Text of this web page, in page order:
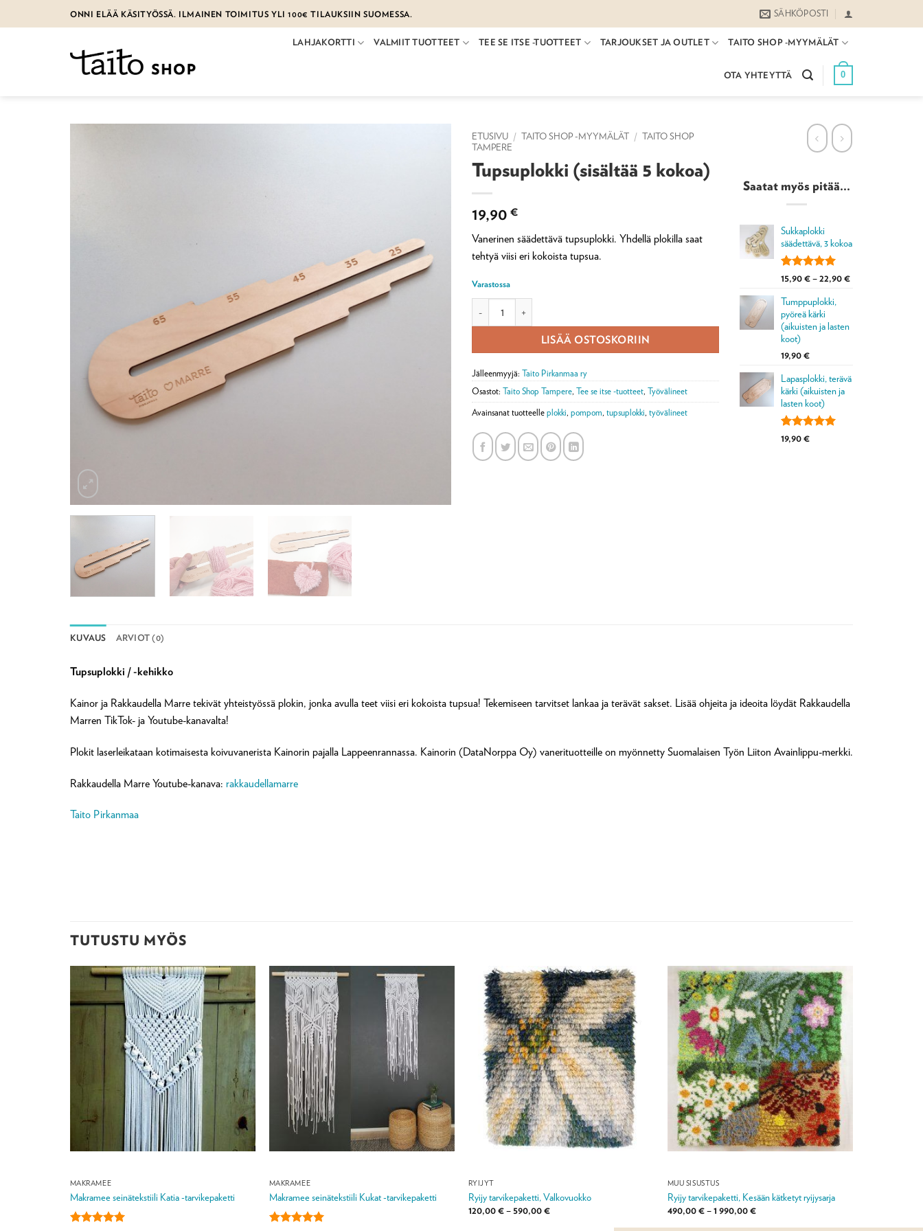
to
ONNI ELÄÄ KÄSITYÖSSÄ. ILMAINEN TOIMITUS YLI 100€ TILAUKSIIN SUOMESSA. SÄHKÖPOSTI
LAHJAKORTTI VALMIIT TUOTTEET TEE SE ITSE -TUOTTEET TARJOUKSET JA OUTLET TAITO SHOP -MYYMÄLÄT
OTA YHTEYTTÄ 0
ETUSIVU / TAITO SHOP -MYYMÄLÄT / TAITO SHOP
TAMPERE
Tupsuplokki (sisältää 5 kokoa)
19,90 €
Vanerinen säädettävä tupsuplokki. Yhdellä plokilla saat
tehtyä viisi eri kokoista tupsua.
Varastossa
LISÄÄ OSTOSKORIIN
Jälleenmyyjä: Taito Pirkanmaa ry
Osastot: Taito Shop Tampere, Tee se itse -tuotteet, Työvälineet
Avainsanat tuotteelle plokki, pompom, tupsuplokki, työvälineet
Saatat myös pitää...
Sukkaplokki
säädettävä, 3 kokoa
Arvio5.00
perustuen
4
asiakkaan
arvotukseen.
15,90€–22,90€Hintaluokka:
Tumppuplokki,
pyöreä kärki
(aikuisten ja lasten
koot)
19,90€
Lapasplokki, terävä
kärki (aikuisten ja
lasten koot)
Arvio
1
19,90€
KUVAUS ARVIOT (0)
Tupsuplokki / -kehikko
Kainor ja Rakkaudella Marre tekivät yhteistyössä plokin, jonka avulla teet viisi eri kokoista tupsua! Tekemiseen tarvitset lankaa ja terävät sakset. Lisää ohjeita ja ideoita löydät Rakkaudella
Marren TikTok- ja Youtube-kanavalta!
Plokit laserleikataan kotimaisesta koivuvanerista Kainorin pajalla Lappeenrannassa. Kainorin (DataNorppa Oy) vanerituotteille on myönnetty Suomalaisen Työn Liiton Avainlippu-merkki.
Rakkaudella Marre Youtube-kanava: rakkaudellamarre
Taito Pirkanmaa
TUTUSTU MYÖS
MAKRAMEE
Makramee seinätekstiili Katia -tarvikepaketti
MAKRAMEE
Makramee seinätekstiili Kukat -tarvikepaketti
RYIJYT
Ryijy tarvikepaketti, Valkovuokko
120,00€– 590,00€Hintaluokka:
MUU SISUSTUS
Ryijy tarvikepaketti, Kesään kätketyt ryijysarja
490,00€–1 990,00€Hintaluokka:
-